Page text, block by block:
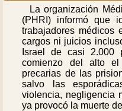
La organización
(PHRI) informó que
trabajadores médicos
cargos ni juicios
Israel de casi 2.000
comienzo del alto
precarias de las
salvo las
violencia, negligencia
ya provocó la muerte